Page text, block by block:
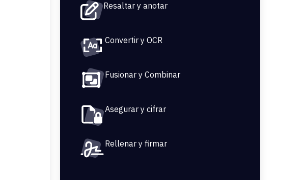
Resaltar y anotar
Convertir y OCR
Fusionar y Combinar
Asegurar y cifrar
Rellenar y firmar